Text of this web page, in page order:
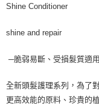
ATM付款
運送方式
全家取貨付款
每筆NT$80，滿
Shine Conditioner
shine and repair
─脆弱易斷、受損髮質適
全新頭髮護理系列，為了
更高效能的原料、珍貴的